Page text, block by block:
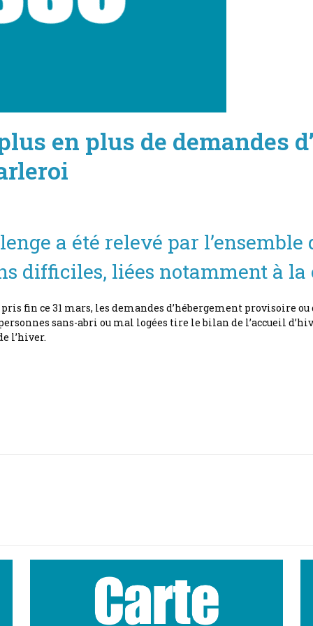
en plus de demandes
a été relevé par l’ensemble
difficiles, liées notamment à
fin ce 31 mars, les demandes d’hébergement provisoire ou
sans-abri ou mal logées tire le bilan de l’accueil
l’hiver.